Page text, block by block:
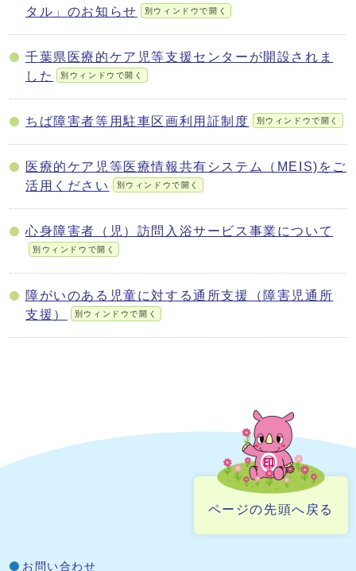
タル」のお知らせ
別ウィンドウで開く
千葉県医療的ケア児等支援センターが開設されま
した
別ウィンドウで開く
ちば障害者等用駐車区画利用証制度 別ウィンドウで開く
医療的ケア児等医療情報共有システム（MEIS)をご
活用ください
別ウィンドウで開く
心身障害者（児）訪問入浴サービス事業について
別ウィンドウで開く
障がいのある児童に対する通所支援（障害児通所
支援）
別ウィンドウで開く
ページの先頭へ戻る
お問い合わせ